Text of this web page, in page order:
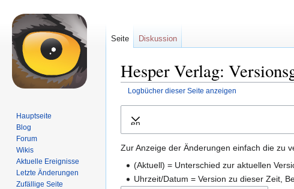
Hesper Verlag:
Logbücher dieser Seite anzeigen
Navigation
Suche
Ausklappen
Zur Anzeige der Änderungen einfach die zu
(Aktuell) = Unterschied zur aktuellen
Uhrzeit/Datum = Version zu dieser Zeit,
Seite Diskussion
Hauptseite
Blog
Forum
Wikis
Aktuelle Ereignisse
Letzte Änderungen
Zufällige Seite